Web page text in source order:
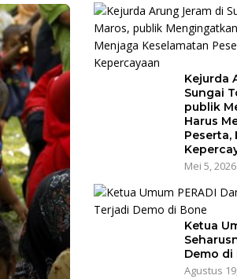
Kejurda
Sungai
publik
Harus
Peserta,
Mei 5, 2026
Ketua
Demo di
Agustus